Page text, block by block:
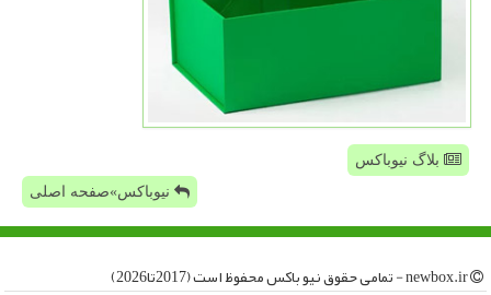
بلاگ نیوباکس
نیوباکس»صفحه اصلی